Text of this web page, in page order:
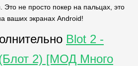
Это не просто покер на пальцах, это
ваших экранах Android!
Blot 2 -
2) [МОД Много